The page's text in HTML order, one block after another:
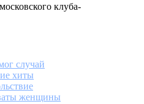
клуба-
случай
хиты
женщины